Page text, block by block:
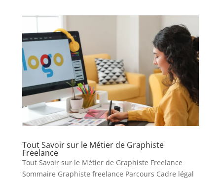
Tout Savoir sur le Métier de Graphiste
Freelance
Tout Savoir sur le Métier de Graphiste Freelance
Sommaire Graphiste freelance Parcours Cadre légal